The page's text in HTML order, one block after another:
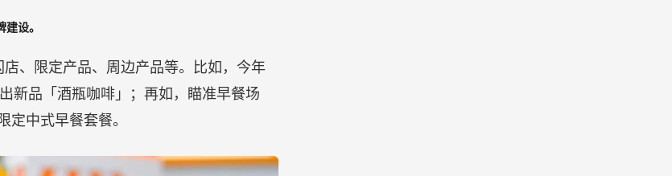
设。
、限定产品、周边产品等。比如，今年
新品「酒瓶咖啡」；再如，瞄准早餐场
定中式早餐套餐。